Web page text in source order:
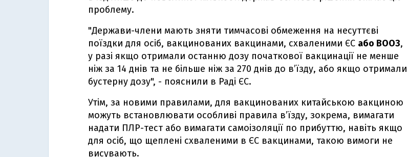
проблему.
"Держави-члени мають зняти тимчасові обмеження на несуттєві
поїздки для осіб, вакцинованих вакцинами, схваленими ЄС або ВООЗ,
у разі якщо отримали останню дозу початкової вакцинації не менше
ніж за 14 днів та не більше ніж за 270 днів до в’їзду, або якщо отримали
бустерну дозу", - пояснили в Раді ЄС.
Утім, за новими правилами, для вакцинованих китайською вакциною
можуть встановлювати особливі правила в’їзду, зокрема, вимагати
надати ПЛР-тест або вимагати самоізоляції по прибуттю, навіть якщо
для осіб, що щеплені схваленими в ЄС вакцинами, такою вимоги не
висувають.